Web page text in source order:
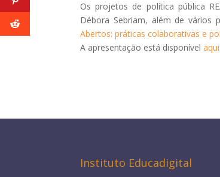
Os projetos de política pública
Débora Sebriam, além de vários
Abertos: práticas colaborativas e
A apresentação está disponívelaqui
Instituto Educadigital